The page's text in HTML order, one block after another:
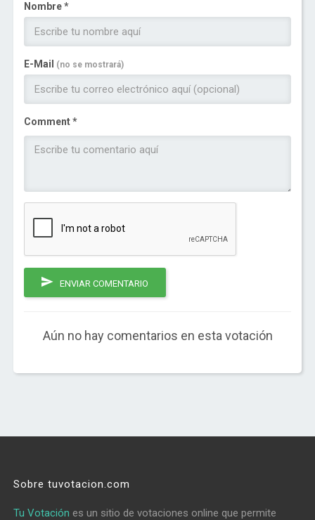
Nombre *
E-Mail (no se mostrará)
Comment *
ENVIAR COMENTARIO
Aún no hay comentarios en esta votación
Sobre tuvotacion.com
Tu Votación es un sitio de votaciones online que permite